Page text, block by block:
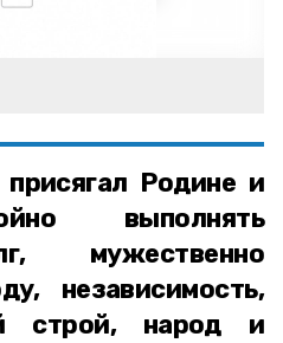
Родине и
выполнять
мужественно
независимость,
строй, народ и